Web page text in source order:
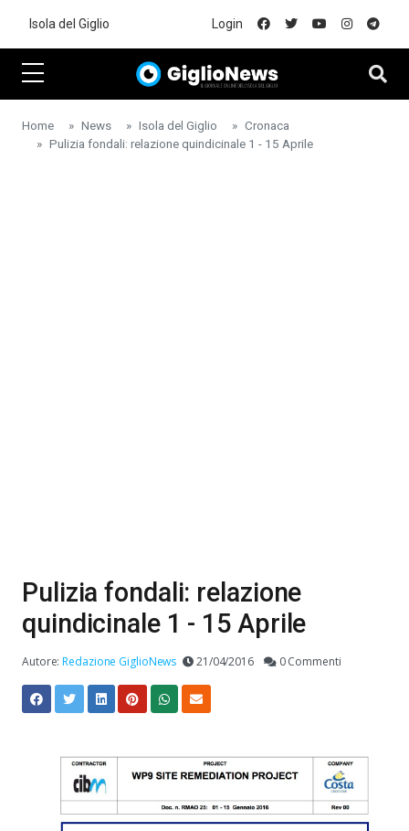
Isola del Giglio Login
Home News Isola del Giglio
Cronaca
Pulizia fondali: relazione quindicinale 1 - 15 Aprile
Pulizia fondali: relazione
quindicinale 1 - 15 Aprile
Autore:Redazione GiglioNews 21/04/2016 0 Commenti